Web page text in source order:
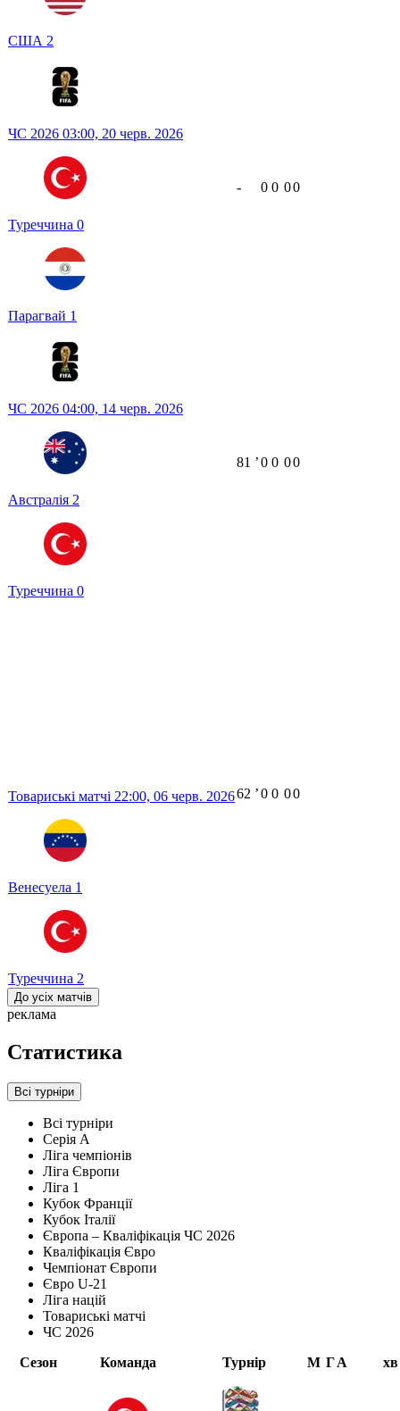
США 2
ЧС 2026 03:00, 20 черв. 2026
Туреччина 0
Парагвай 1
- 0 0 00
ЧС 2026 04:00, 14 черв. 2026
Австралія 2
Туреччина 0
81 ʼ0 0 00
Товариські матчі 22:00, 06 черв. 2026
Венесуела 1
Туреччина 2
62 ʼ0 0 00
До усіх матчів
реклама
Статистика
Всі турніри
Всі турніри
Серія А
Ліга чемпіонів
Ліга Європи
Ліга 1
Кубок Франції
Кубок Італії
Європа – Кваліфікація ЧС 2026
Кваліфікація Євро
Чемпіонат Європи
Євро U-21
Ліга націй
Товариські матчі
ЧС 2026
Сезон
Команда Турнір М ГА хв